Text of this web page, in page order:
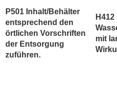
P501 Inhalt/Behälter
entsprechend den
örtlichen Vorschriften
der Entsorgung
zuführen.
mit